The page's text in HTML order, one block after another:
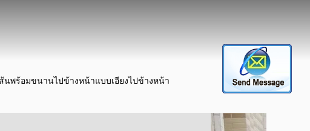
นพร้อมขนานไปข้างหน้าแบบเอียงไปข้างหน้า